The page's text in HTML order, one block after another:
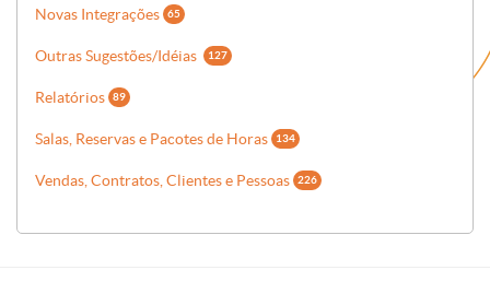
Novas Integrações 65
Outras Sugestões/Idéias 127
Relatórios 89
Salas, Reservas e Pacotes de Horas 134
Vendas, Contratos, Clientes e Pessoas 226